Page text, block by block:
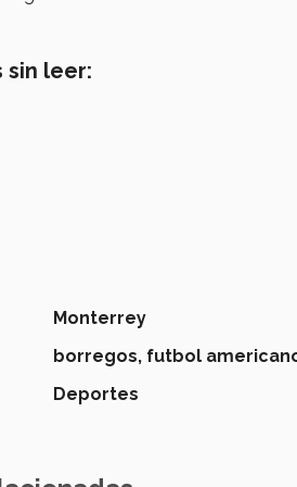
sin leer:
Monterrey
borregos, futbol
Deportes